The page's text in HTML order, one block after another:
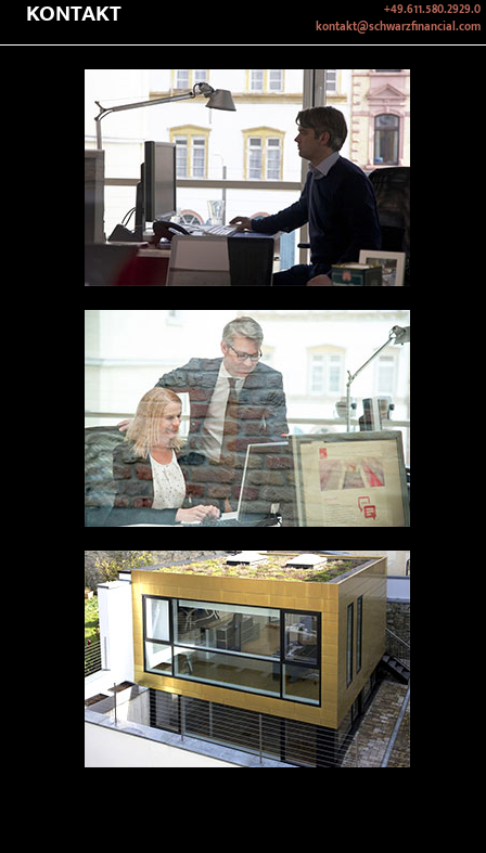
KONTAKT
+49.611.580.2929.0
kontakt@schwarzfinancial.com